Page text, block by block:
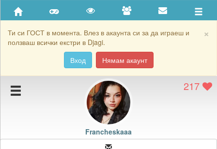
×
Ти си ГОСТ в момента. Влез в акаунта си за да играеш и
ползваш всички екстри в Djagi.
Вход
Нямам акаунт
Приятели
Хронология на игри
Подаръците на Francheskaaa
Картичките на Francheskaaa
Блокирай Francheskaaa
217
Francheskaaa